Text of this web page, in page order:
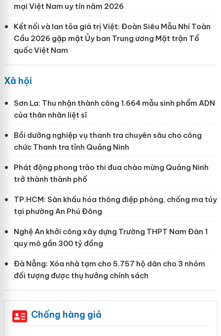
mại Việt Nam uy tín năm 2026
Kết nối và lan tỏa giá trị Việt: Đoàn Siêu Mẫu Nhí Toàn
Cầu 2026 gặp mặt Ủy ban Trung ương Mặt trận Tổ
quốc Việt Nam
Xã hội
Sơn La: Thu nhận thành công 1.664 mẫu sinh phẩm ADN
của thân nhân liệt sĩ
Bồi dưỡng nghiệp vụ thanh tra chuyên sâu cho công
chức Thanh tra tỉnh Quảng Ninh
Phát động phong trào thi đua chào mừng Quảng Ninh
trở thành thành phố
TP.HCM: Sân khấu hóa thông điệp phòng, chống ma túy
tại phường An Phú Đông
Nghệ An khởi công xây dựng Trường THPT Nam Đàn 1
quy mô gần 300 tỷ đồng
Đà Nẵng: Xóa nhà tạm cho 5.757 hộ dân cho 3 nhóm
đối tượng được thụ hưởng chính sách
Chống hàng giả